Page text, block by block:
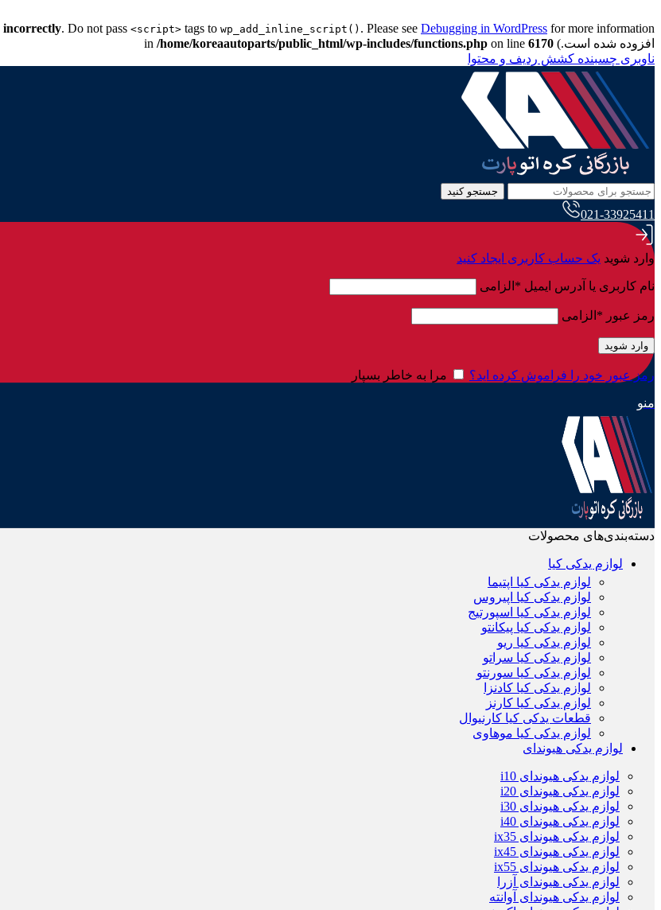
incorrectly. Do not pass <script> tags to wp_add_inline_script() . Please see Debugging in WordPress
افزوده شده است.) in
/home/koreaautoparts/public_html/wp-includes/functions.php on line 6170
ناوبری چسبنده کشش ردیف و محتوا
جستجو کنید
021-33925411
وارد شوید یک حساب کاربری ایجاد کنید
نام کاربری یا آدرس ایمیل * الزامی
رمز عبور * الزامی
وارد شوید
رمز عبور خود را فراموش کرده اید؟ مرا به خاطر بسپار
منو
دسته‌بندی‌های محصولات
لوازم یدکی کیا
لوازم یدکی کیا اپتیما
لوازم یدکی کیا اپیروس
لوازم یدکی کیا اسپورتیج
لوازم یدکی کیا پیکانتو
لوازم یدکی کیا ریو
لوازم یدکی کیا سراتو
لوازم یدکی کیا سورنتو
لوازم یدکی کیا کادنزا
لوازم یدکی کیا کارنز
قطعات یدکی کیا کارنیوال
لوازم یدکی کیا موهاوی
لوازم یدکی هیوندای
لوازم یدکی هیوندای i10
لوازم یدکی هیوندای i20
لوازم یدکی هیوندای i30
لوازم یدکی هیوندای i40
لوازم یدکی هیوندای ix35
لوازم یدکی هیوندای ix45
لوازم یدکی هیوندای ix55
لوازم یدکی هیوندای آزرا
لوازم یدکی هیوندای آوانته